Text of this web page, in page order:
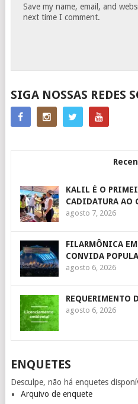
Save my name, email, and
next time I comment.
SIGA NOSSAS REDES
KALIL É O
CADIDATURA AO
agosto 7, 2026
FILARMÔNICA
CONVIDA
agosto 6, 2026
REQUERIMENTO
agosto 6, 2026
ENQUETES
Desculpe, não há enquetes
Arquivo de enquete